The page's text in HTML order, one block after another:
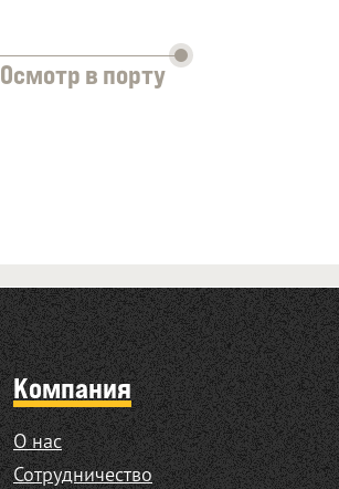
Осмотр в порту
Компания
О нас
Сотрудничество